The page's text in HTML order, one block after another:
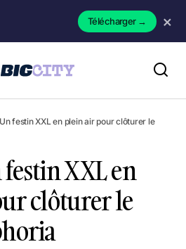
Télécharger→ ×
festin XXL en plein air pour clôturer le
XXL en
clôturer le